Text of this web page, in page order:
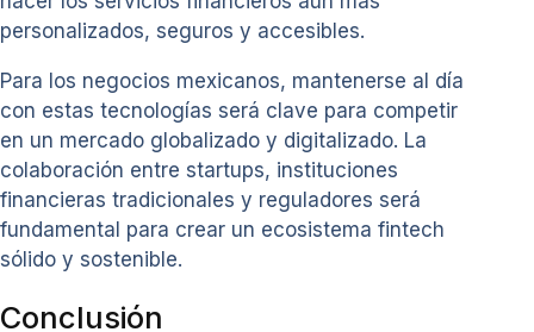
personalizados, seguros y accesibles.
Para los negocios mexicanos, mantenerse al día
con estas tecnologías será clave para competir
en un mercado globalizado y digitalizado. La
colaboración entre startups, instituciones
financieras tradicionales y reguladores será
fundamental para crear un ecosistema fintech
sólido y sostenible.
Conclusión